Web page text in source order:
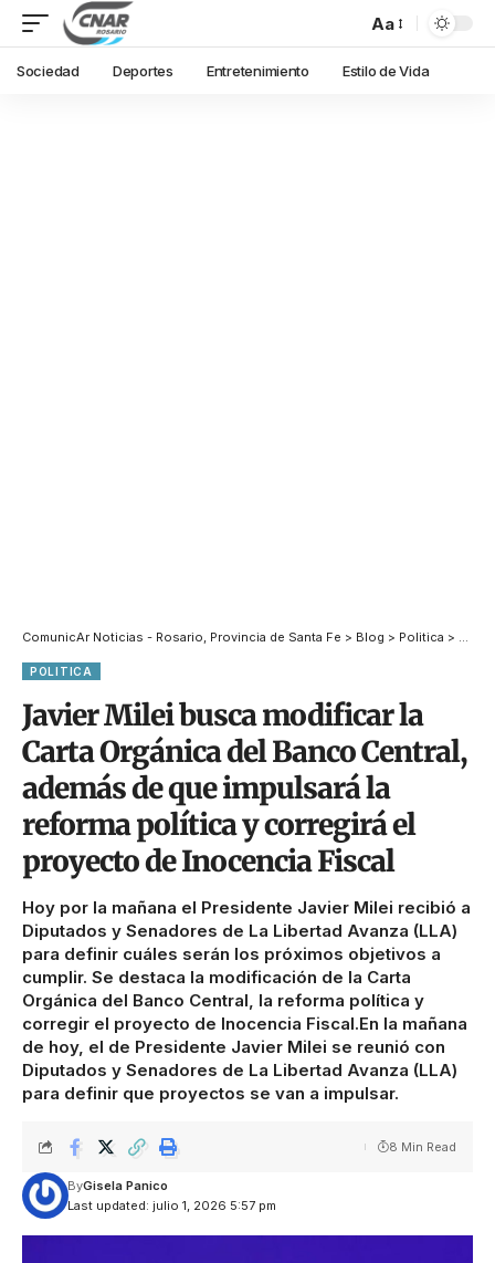
Aa
Sociedad Deportes Entretenimiento Estilo de Vida
ComunicAr Noticias - Rosario, Provincia de Santa Fe > Blog > Politica >
POLITICA
Javier Milei busca modificar la
Carta Orgánica del Banco Central,
además de que impulsará la
reforma política y corregirá el
proyecto de Inocencia Fiscal
Hoy por la mañana el Presidente Javier Milei recibió a
Diputados y Senadores de La Libertad Avanza (LLA)
para definir cuáles serán los próximos objetivos a
cumplir. Se destaca la modificación de la Carta
Orgánica del Banco Central, la reforma política y
corregir el proyecto de Inocencia Fiscal.En la mañana
de hoy, el de Presidente Javier Milei se reunió con
Diputados y Senadores de La Libertad Avanza (LLA)
para definir que proyectos se van a impulsar.
Last updated: julio 1, 2026 5:57 pm
ByGisela Panico
8 Min Read